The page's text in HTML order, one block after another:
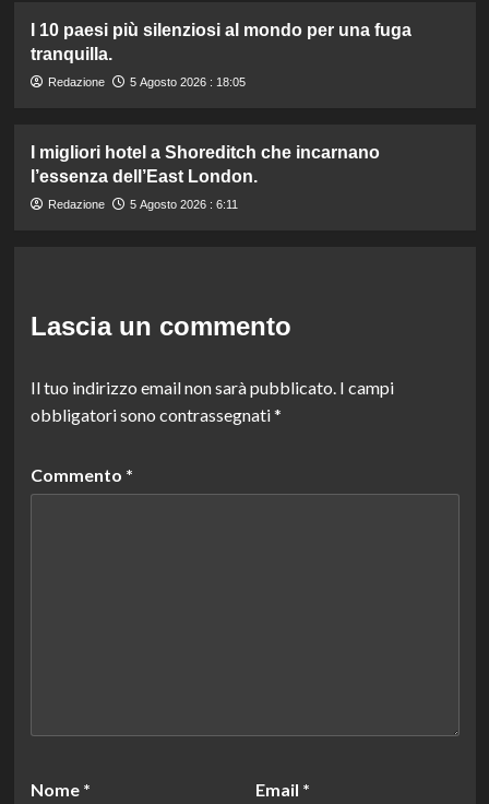
I 10 paesi più silenziosi al mondo per una fuga
tranquilla.
Redazione 5 Agosto 2026 : 18:05
I migliori hotel a Shoreditch che incarnano
l’essenza dell’East London.
Redazione 5 Agosto 2026 : 6:11
Lascia un commento
Il tuo indirizzo email non sarà pubblicato. I campi
obbligatori sono contrassegnati*
Commento *
Nome * Email *